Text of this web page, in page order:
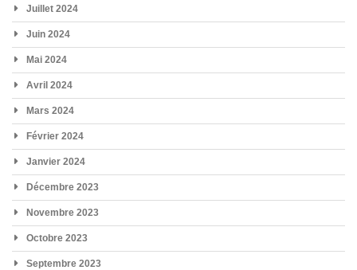
Juillet 2024
Juin 2024
Mai 2024
Avril 2024
Mars 2024
Février 2024
Janvier 2024
Décembre 2023
Novembre 2023
Octobre 2023
Septembre 2023